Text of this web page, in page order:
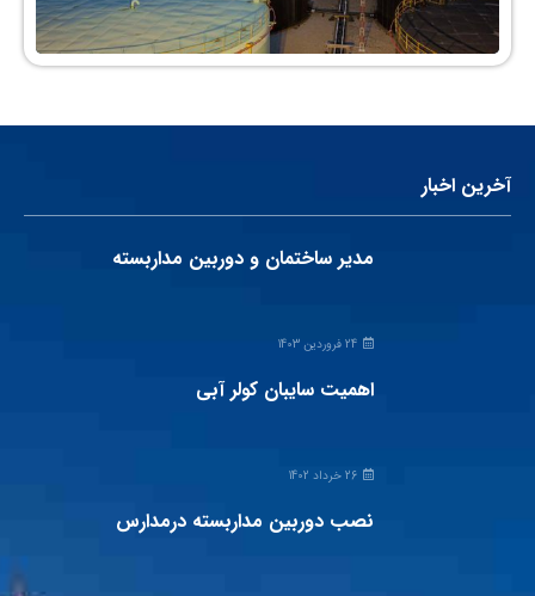
آخرین اخبار
مدیر ساختمان و دوربین مداربسته
24 فروردین 1403
اهمیت سایبان کولر آبی
26 خرداد 1402
نصب دوربین مداربسته درمدارس